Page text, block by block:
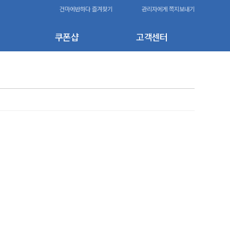
쿠폰샵 고객센터
건마에반하다 즐겨찾기 관리자에게 쪽지보내기